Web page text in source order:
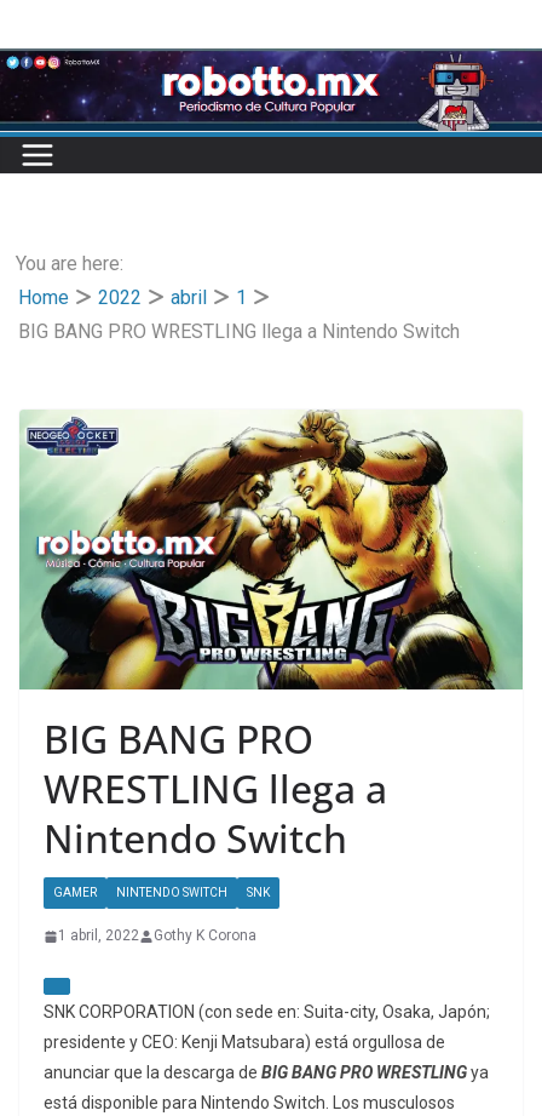
to
content
You are here:
Home
2022 abril
1
BIG BANG PRO WRESTLING llega a Nintendo Switch
BIG BANG PRO
WRESTLING llega a
Nintendo Switch
GAMER NINTENDO SWITCH SNK
1 abril, 2022 Gothy K Corona
SNK CORPORATION (con sede en: Suita-city, Osaka, Japón;
presidente y CEO: Kenji Matsubara) está orgullosa de
anunciar que la descarga de BIG BANG PRO WRESTLINGya
está disponible para Nintendo Switch. Los musculosos